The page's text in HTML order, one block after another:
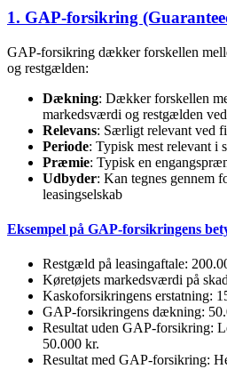
1. GAP-forsikring
GAP-forsikring dækker forskellen
og restgælden:
Dækning: Dækker forskellen
markedsværdi og restgælden
Relevans: Særligt relevant ved
Periode: Typisk mest relevant i
Præmie: Typisk en
Udbyder: Kan tegnes gennem
leasingselskab
Eksempel på GAP-forsikringens
Restgæld på leasingaftale:
Køretøjets markedsværdi på
Kaskoforsikringens erstatning:
GAP-forsikringens dækning:
Resultat uden GAP-forsikring:
50.000 kr.
Resultat med GAP-forsikring: